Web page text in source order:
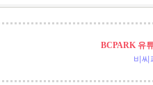
BCPARK 유
비씨